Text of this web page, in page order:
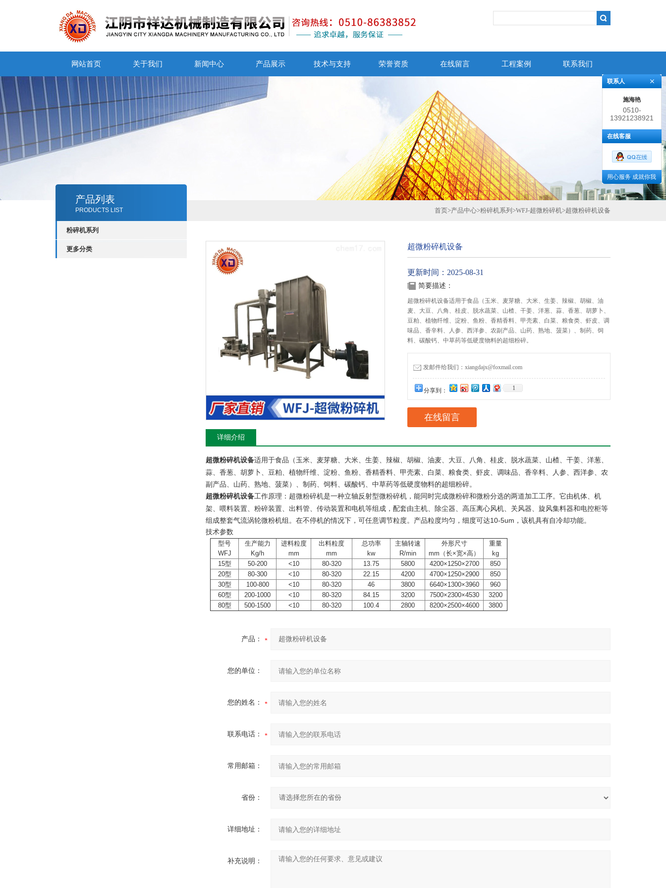
网站首页 关于我们 新闻中心 产品展示 技术与支持 荣誉资质 在线留言 工程案例 联系我们
产品列表
PRODUCTS LIST
粉碎机系列
更多分类
首页>产品中心>粉碎机系列 >WFJ-超微粉碎机>超微粉碎机设备
超微粉碎机设备
更新时间：2025-08-31
简要描述：
超微粉碎机设备适用于食品（玉米、麦芽糖、大米、生姜、辣椒、胡椒、油
麦、大豆、八角、桂皮、脱水蔬菜、山楂、干姜、洋葱、蒜、香葱、胡萝卜、
豆粕、植物纤维、淀粉、鱼粉、香精香料、甲壳素、白菜、粮食类、虾皮、调
味品、香辛料、人参、西洋参、农副产品、山药、熟地、菠菜）、制药、饲
料、碳酸钙、中草药等低硬度物料的超细粉碎。
发邮件给我们：xiangdajx@foxmail.com
分享到： 1
在线留言
详细介绍
超微粉碎机设备适用于食品（玉米、麦芽糖、大米、生姜、辣椒、胡椒、油麦、大豆、八角、桂皮、脱水蔬菜、山楂、干姜、洋葱、
蒜、香葱、胡萝卜、豆粕、植物纤维、淀粉、鱼粉、香精香料、甲壳素、白菜、粮食类、虾皮、调味品、香辛料、人参、西洋参、农
副产品、山药、熟地、菠菜）、制药、饲料、碳酸钙、中草药等低硬度物料的超细粉碎。
超微粉碎机设备工作原理：超微粉碎机是一种立轴反射型微粉碎机，能同时完成微粉碎和微粉分选的两道加工工序。它由机体、机
架、喂料装置、粉碎装置、出料管、传动装置和电机等组成，配套由主机、除尘器、高压离心风机、关风器、旋风集料器和电控柜等
组成整套气流涡轮微粉机组。在不停机的情况下，可任意调节粒度。产品粒度均匀，细度可达10-5um，该机具有自冷却功能。
技术参数
型号
WFJ
生产能力
Kg/h
进料粒度
mm
出料粒度
mm
总功率
kw
主轴转速
R/min
外形尺寸
mm（长×宽×高）
重量
kg
15型
50-200 <10 80-320 13.75 5800 4200×1250×2700
850
20型
80-300 <10 80-320 22.15 4200 4700×1250×2900
850
30型
100-800 <10 80-320 46 3800 6640×1300×3960
960
60型
200-1000 <10 80-320 84.15 3200 7500×2300×4530
3200
80型
500-1500 <10 80-320 100.4 2800 8200×2500×4600 3800
产品：
您的单位：
您的姓名：
联系电话：
常用邮箱：
省份：
详细地址：
补充说明：
联系人
施海艳
0510-
86383852
13921238921
在线客服
用心服务 成就你我